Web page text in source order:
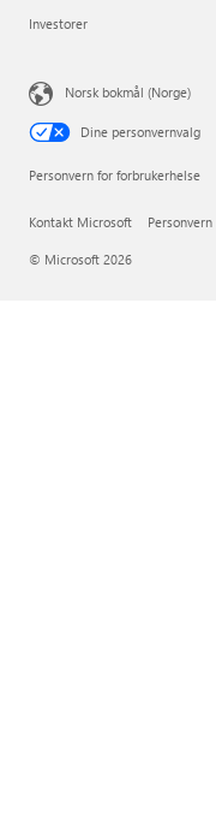
Investorer
Norsk bokmål (Norge)
Dine personvernvalg
Personvern for forbrukerhelse
Kontakt Microsoft Personvern
© Microsoft 2026